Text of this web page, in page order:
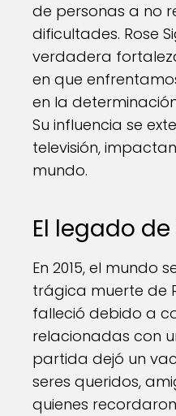
de personas a no
dificultades. Rose
verdadera
en que
en la
Su influencia se
televisión,
mundo.
El legado
En 2015, el mundo
trágica muerte de
falleció debido a
relacionadas con
partida dejó un
seres queridos,
quienes